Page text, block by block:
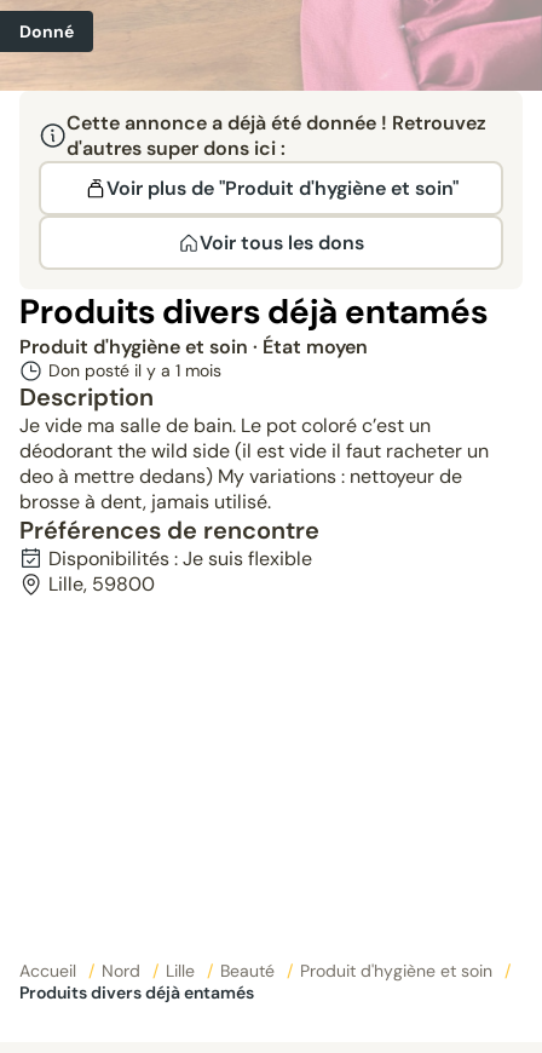
Donné
Cette annonce a déjà été donnée ! Retrouvez
d'autres super dons ici :
Voir plus de "Produit d'hygiène et soin"
Voir tous les dons
Produits divers déjà entamés
Produit d'hygiène et soin · État moyen
Don posté il y a 1 mois
Description
Je vide ma salle de bain. Le pot coloré c’est un
déodorant the wild side (il est vide il faut racheter un
deo à mettre dedans) My variations : nettoyeur de
brosse à dent, jamais utilisé.
Préférences de rencontre
Disponibilités : Je suis flexible
Lille, 59800
Accueil / Nord / Lille / Beauté / Produit d'hygiène et soin
/
Produits divers déjà entamés